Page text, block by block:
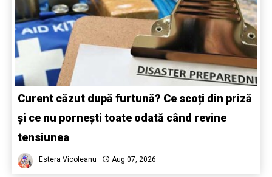
Curent căzut după furtună? Ce scoți din priză
și ce nu pornești toate odată când revine
tensiunea
Estera Vicoleanu Aug 07, 2026